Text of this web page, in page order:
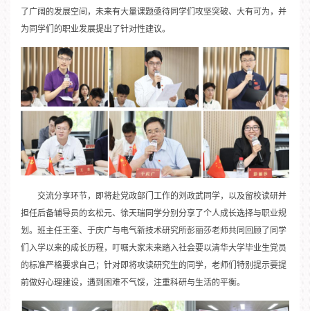
了广阔的发展空间，未来有大量课题亟待同学们攻坚突破、大有可为，并
为同学们的职业发展提出了针对性建议。
交流分享环节，即将赴党政部门工作的刘政武同学，以及留校读研并
担任后备辅导员的玄松元、徐天瑞同学分别分享了个人成长选择与职业规
划。班主任王奎、于庆广与电气新技术研究所彭丽莎老师共同回顾了同学
们入学以来的成长历程，叮嘱大家未来踏入社会要以清华大学毕业生党员
的标准严格要求自己；针对即将攻读研究生的同学，老师们特别提示要提
前做好心理建设，遇到困难不气馁，注重科研与生活的平衡。